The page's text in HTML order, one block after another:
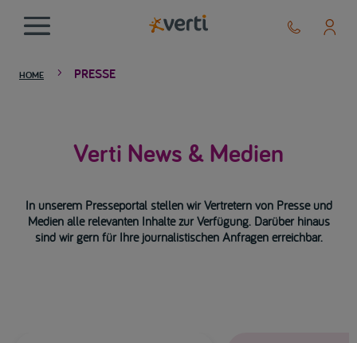
HOME 5 PRESSE
Verti News & Medien
In unserem Presseportal stellen wir Vertretern von Presse und
Medien alle relevanten Inhalte zur Verfügung. Darüber hinaus
sind wir gern für Ihre journalistischen Anfragen erreichbar.